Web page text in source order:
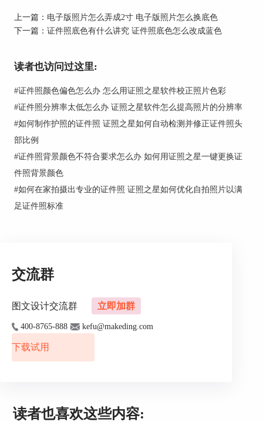
照。如果手里有照片但尺寸和颜色不合适，不用着
急小编教你如何在家自己裁切照片和给照片换底
1、调节照片底色
打开软件，单击“打开文件”在电脑中导入一张你需
要换底色的照片。
的“纯色背景替换”选项。
上一篇： 电子版照片怎么弄成2寸 电子版照片怎么换底色
下一篇： 证件照底色有什么讲究 证件照底色怎么改成蓝色
读者也访问过这里:
#证件照颜色偏色怎么办 怎么用证照之星软件校正照片色彩
#证件照分辨率太低怎么办 证照之星软件怎么提高照片的分辨率
#如何制作护照的证件照 证照之星如何自动检测并修正证件照头
部比例
#证件照背景颜色不符合要求怎么办 如何用证照之星一键更换证
件照背景颜色
#如何在家拍摄出专业的证件照 证照之星如何优化自拍照片以满
足证件照标准
交流群
图文设计交流群 立即加群
400-8765-888 kefu@makeding.com
下载试用
读者也喜欢这些内容: